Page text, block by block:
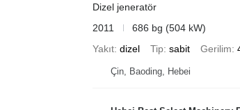
Dizel jeneratör
2011
686 bg (504 kW)
Yakıt dizel Tip sabit Gerilim
Çin, Baoding, Hebei